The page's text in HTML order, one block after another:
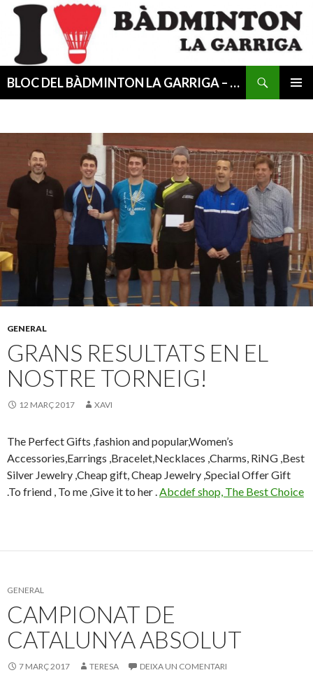
BLOC DEL BÀDMINTON LA GARRIGA – CESIB
GENERAL
GRANS RESULTATS EN EL
NOSTRE TORNEIG!
12 MARÇ 2017 XAVI
The Perfect Gifts ,fashion and popular,Women’s
Accessories,Earrings ,Bracelet,Necklaces ,Charms, RiNG ,Best
Silver Jewelry ,Cheap gift, Cheap Jewelry ,Special Offer Gift
.To friend , To me ,Give it to her .Abcdef shop, The Best Choice
GENERAL
CAMPIONAT DE
CATALUNYA ABSOLUT
7 MARÇ 2017 TERESA DEIXA UN COMENTARI